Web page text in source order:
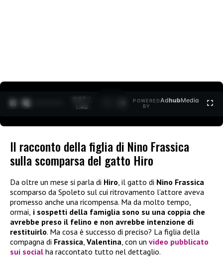
0:28 /
1:40
POWERED
BY
AdhubMedia
Il racconto della figlia di Nino Frassica
sulla scomparsa del gatto Hiro
Da oltre un mese si parla di Hiro, il gatto di Nino Frassica
scomparso da Spoleto sul cui ritrovamento l’attore aveva
promesso anche una ricompensa. Ma da molto tempo,
ormai, i sospetti della famiglia sono su una coppia che
avrebbe preso il felino e non avrebbe intenzione di
restituirlo. Ma cosa è successo di preciso? La figlia della
compagna di Frassica, Valentina, con un video pubblicato
sui social ha raccontato tutto nel dettaglio.